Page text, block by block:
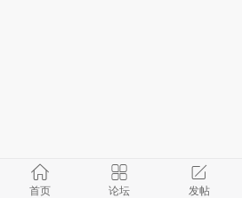
首页 论坛 发帖